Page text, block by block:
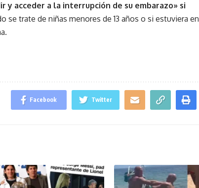
acceder a la interrupción de su embarazo» si
se trate de niñas menores de 13 años o si estuviera en
Facebook Twitter